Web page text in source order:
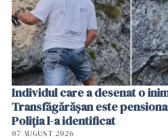
Individul care a desenat o
Transfăgărășan este
Poliția l-a identificat
07 AUGUST 2026